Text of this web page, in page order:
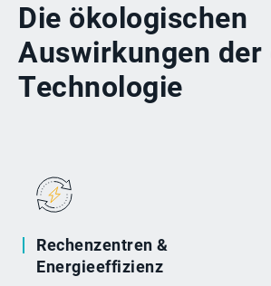
Die ökologischen
Auswirkungen
Technologie
Rechenzentren &
Energieeffizienz